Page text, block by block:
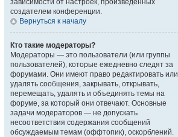
зависимости от настроек, произведённых
создателем конференции.
Вернуться к началу
Кто такие модераторы?
Модераторы — это пользователи (или группы
пользователей), которые ежедневно следят за
форумами. Они имеют право редактировать или
удалять сообщения, закрывать, открывать,
перемещать, удалять и объединять темы на
форуме, за который они отвечают. Основные
задачи модераторов — не допускать
несоответствия содержания сообщений
обсуждаемым темам (оффтопик), оскорблений.